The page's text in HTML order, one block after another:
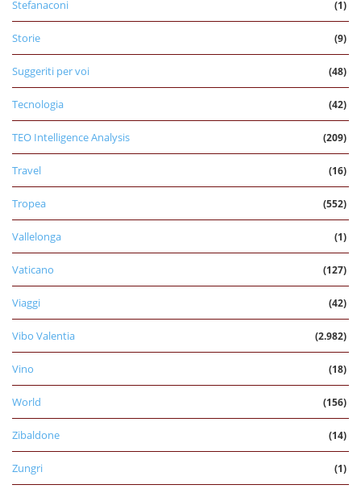
Stefanaconi (1)
Storie (9)
Suggeriti per voi (48)
Tecnologia (42)
TEO Intelligence Analysis (209)
Travel (16)
Tropea (552)
Vallelonga (1)
Vaticano (127)
Viaggi (42)
Vibo Valentia (2.982)
Vino (18)
World (156)
Zibaldone (14)
Zungri (1)